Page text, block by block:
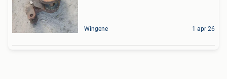
Wingene 1 apr 26